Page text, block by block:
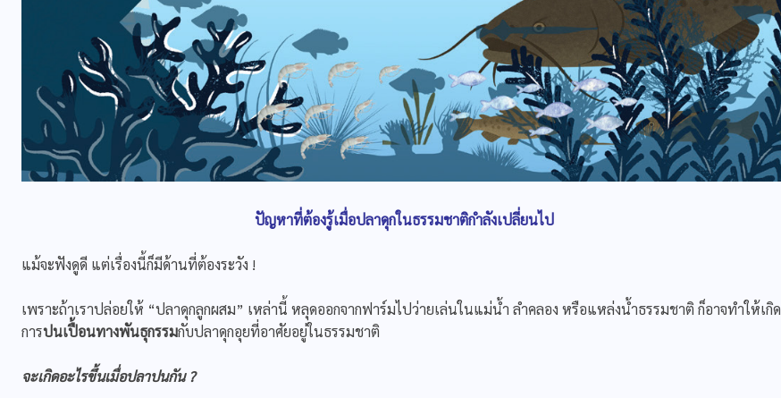
ปัญหาที่ต้องรู้เมื่อปลาดุกในธรรมชาติกำลังเปลี่ยนไป
แม้จะฟังดูดี แต่เรื่องนี้ก็มีด้านที่ต้องระวัง !
เพราะถ้าเราปล่อยให้ “ปลาดุกลูกผสม” เหล่านี้ หลุดออกจากฟาร์มไปว่ายเล่นในแม่น้ำ ลำคลอง หรือแหล่งน้ำธรรมชาติ ก็อาจทำให้เกิด
การปนเปื้อนทางพันธุกรรมกับปลาดุกอุยที่อาศัยอยู่ในธรรมชาติ
จะเกิดอะไรขึ้นเมื่อปลาปนกัน ?